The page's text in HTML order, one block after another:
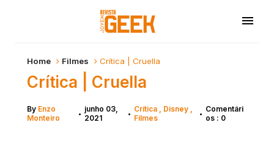
Home Filmes Crítica | Cruella
Crítica | Cruella
By Enzo
Monteiro
• junho 03,
2021
• Crítica
Disney
Filmes
• Comentári
os : 0